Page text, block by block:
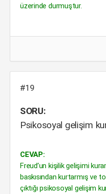
üzerinde durmuştur.
#19
SORU:
Psikosoyal gelişim
CEVAP:
Freud’un kişilik gelişimi
baskısından kurtarmış ve
çıktığı psikosoyal gelişim